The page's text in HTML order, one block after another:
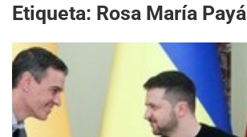
Etiqueta: Rosa María Payá